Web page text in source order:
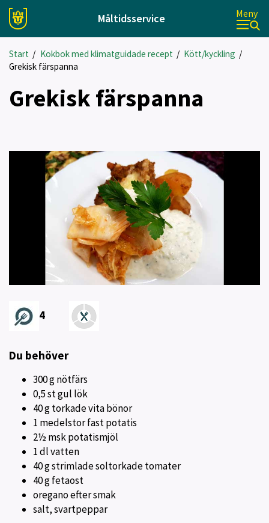
Måltidsservice Meny
Start / Kokbok med klimatguidade recept/ Kött/kyckling /
Grekisk färspanna
Grekisk färspanna
4
Du behöver
300 g nötfärs
0,5 st gul lök
40 g torkade vita bönor
1 medelstor fast potatis
2½ msk potatismjöl
1 dl vatten
40 g strimlade soltorkade tomater
40 g fetaost
oregano efter smak
salt, svartpeppar